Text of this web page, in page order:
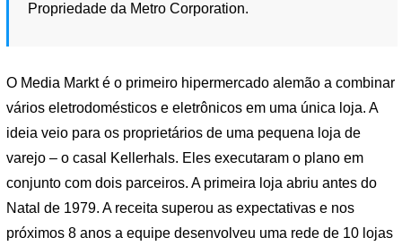
Propriedade da Metro Corporation.
O Media Markt é o primeiro hipermercado alemão a combinar
vários eletrodomésticos e eletrônicos em uma única loja. A
ideia veio para os proprietários de uma pequena loja de
varejo – o casal Kellerhals. Eles executaram o plano em
conjunto com dois parceiros. A primeira loja abriu antes do
Natal de 1979. A receita superou as expectativas e nos
próximos 8 anos a equipe desenvolveu uma rede de 10 lojas